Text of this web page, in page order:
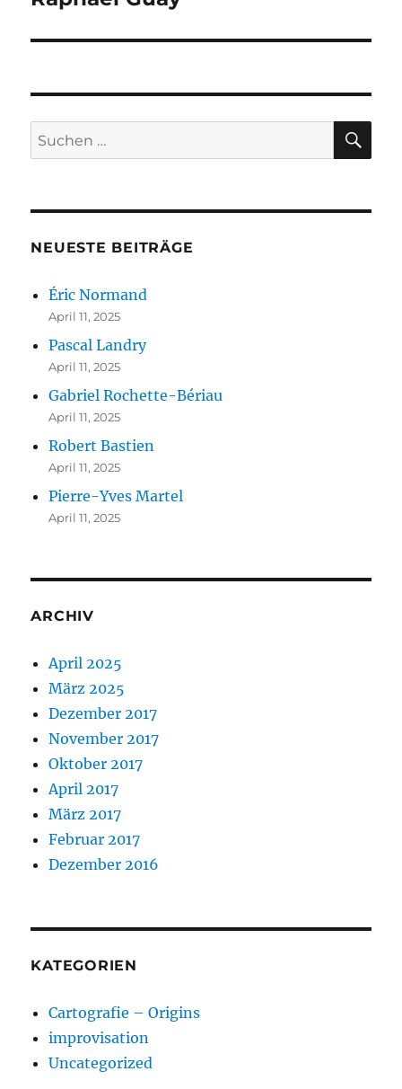
Suchen
nach:
NEUESTE BEITRÄGE
Éric Normand
April 11, 2025
Pascal Landry
April 11, 2025
Gabriel Rochette-Bériau
April 11, 2025
Robert Bastien
April 11, 2025
Pierre-Yves Martel
April 11, 2025
ARCHIV
April 2025
März 2025
Dezember 2017
November 2017
Oktober 2017
April 2017
März 2017
Februar 2017
Dezember 2016
KATEGORIEN
Cartografie – Origins
improvisation
Uncategorized